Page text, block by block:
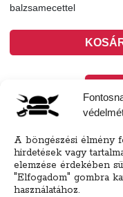
A böngészési élmény
hirdetések vagy
elemzése érdekében
"Elfogadom" gombra
használatához.
balzsamecettel
Házhozszállítás
Szállítunk:16 kerület,